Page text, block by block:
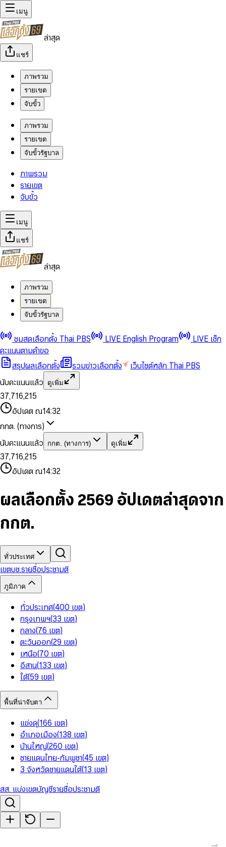
เมนู
ล่าสุด
แชร์
ภาพรวม
รายเขต
จับขั้ว
ภาพรวม
รายเขต
จับขั้วรัฐบาล
ภาพรวม
รายเขต
จับขั้ว
เมนู
แชร์
ล่าสุด
ภาพรวม
รายเขต
จับขั้วรัฐบาล
ชมสดเลือกตั้ง Thai PBS LIVE English Program
LIVE เช็ก
คะแนนตามคำขอ
สรุปผลเลือกตั้ง
รวมข่าวเลือกตั้ง
เว็บไซต์หลัก Thai PBS
นับคะแนนแล้ว
ดูเพิ่ม
0
1
2
3
4
5
6
8
9
0
1
2
3
4
5
6
7
8
9
,
0
1
2
4
6
7
8
9
0
1
2
3
4
5
6
7
8
9
0
1
3
5
6
7
8
9
,
1
2
4
5
7
8
9
0
1
3
4
6
7
8
9
0
2
3
4
5
7
8
อัปเดต ณ14:32
กกต. (ทางการ)
นับคะแนนแล้ว
กกต. (ทางการ) ดูเพิ่ม
0
1
2
3
4
5
7
8
0
1
2
4
5
6
7
8
9
,
0
1
2
4
6
7
8
9
0
1
2
3
5
6
8
9
0
1
3
5
6
7
8
,
1
2
4
6
7
9
0
1
3
5
6
8
9
0
2
3
4
5
7
9
อัปเดต ณ14:32
ผลเลือกตั้ง 2569 อัปเดตล่าสุดจาก
กกต.
ทั่วประเทศ
เขตบช.รายชื่อประชามติ
ภูมิภาค
ทั่วประเทศ(400 เขต)
กรุงเทพฯ(33 เขต)
กลาง(76 เขต)
ตะวันออก(29 เขต)
เหนือ(70 เขต)
อีสาน(133 เขต)
ใต้(59 เขต)
พื้นที่น่าจับตา
แข่งดุ(166 เขต)
อำเภอเมือง(138 เขต)
บ้านใหญ่(260 เขต)
ชายแดนไทย-กัมพูชา(45 เขต)
3 จังหวัดชายแดนใต้(13 เขต)
สส. แบ่งเขตบัญชีรายชื่อประชามติ